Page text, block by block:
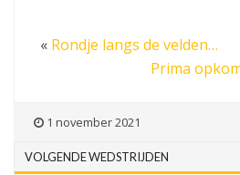
« Rondje langs de velden…
Prima
1 november 2021
VOLGENDE WEDSTRIJDEN